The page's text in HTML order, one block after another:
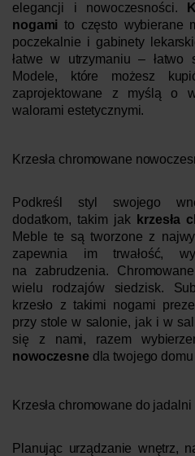
elegancji i nowoczesności.
nogami to często wybierane
poczekalnie i gabinety
łatwe w utrzymaniu –
Modele, które możesz
zaprojektowane z myślą o
walorami estetycznymi.
Krzesła chromowane
Podkreśl styl swojego
dodatkom, takim jak krzesła
Meble te są tworzone z
zapewnia im trwałość,
na zabrudzenia.
wielu rodzajów siedzisk.
krzesło z takimi nogami
przy stole w salonie, jak i w
się z nami, razem
nowoczesne dla twojego
Krzesła chromowane do jadalni
Planując urządzanie wnętrz,